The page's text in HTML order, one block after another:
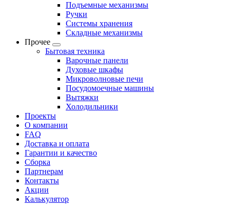
Подъемные механизмы
Ручки
Системы хранения
Складные механизмы
Прочее
Бытовая техника
Варочные панели
Духовые шкафы
Микроволновые печи
Посудомоечные машины
Вытяжки
Холодильники
Проекты
О компании
FAQ
Доставка и оплата
Гарантии и качество
Сборка
Партнерам
Контакты
Акции
Калькулятор